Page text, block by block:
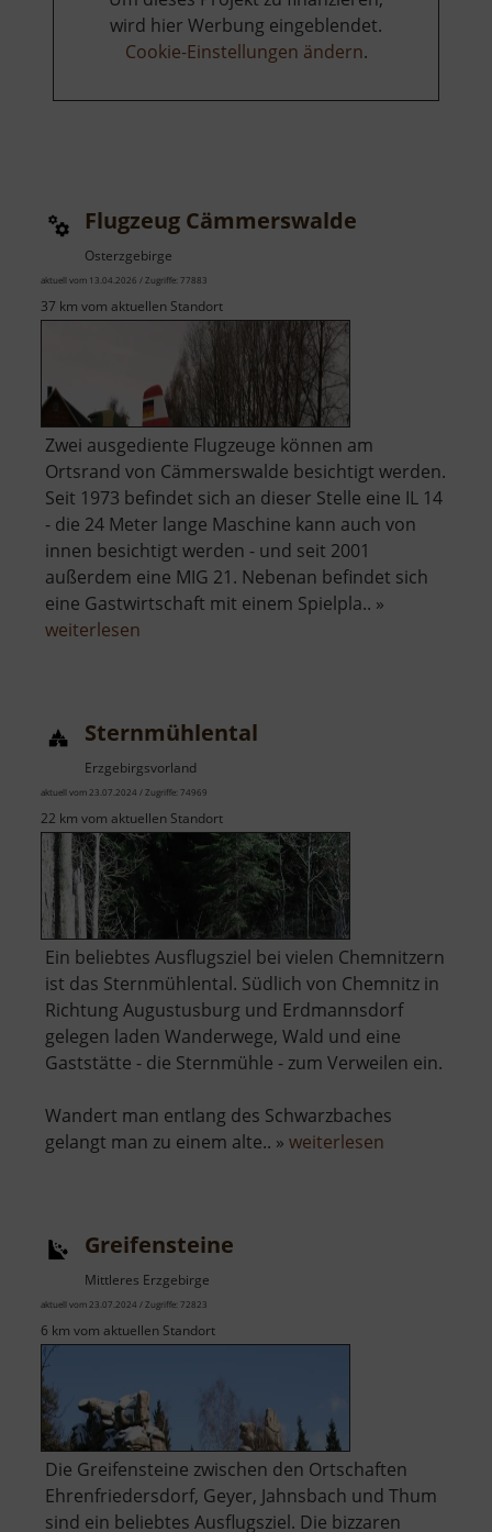
wird hier Werbung eingeblendet.
Cookie-Einstellungen ändern.
Flugzeug Cämmerswalde
Osterzgebirge
aktuell vom 13.04.2026 / Zugriffe: 77883
37 km vom aktuellen Standort
Zwei ausgediente Flugzeuge können am
Ortsrand von Cämmerswalde besichtigt werden.
Seit 1973 befindet sich an dieser Stelle eine IL 14
- die 24 Meter lange Maschine kann auch von
innen besichtigt werden - und seit 2001
außerdem eine MIG 21. Nebenan befindet sich
eine Gastwirtschaft mit einem Spielpla.. »
weiterlesen
Sternmühlental
Erzgebirgsvorland
aktuell vom 23.07.2024 / Zugriffe: 74969
22 km vom aktuellen Standort
Ein beliebtes Ausflugsziel bei vielen Chemnitzern
ist das Sternmühlental. Südlich von Chemnitz in
Richtung Augustusburg und Erdmannsdorf
gelegen laden Wanderwege, Wald und eine
Gaststätte - die Sternmühle - zum Verweilen ein.
Wandert man entlang des Schwarzbaches
gelangt man zu einem alte.. » weiterlesen
Greifensteine
Mittleres Erzgebirge
aktuell vom 23.07.2024 / Zugriffe: 72823
6 km vom aktuellen Standort
Die Greifensteine zwischen den Ortschaften
Ehrenfriedersdorf, Geyer, Jahnsbach und Thum
sind ein beliebtes Ausflugsziel. Die bizzaren